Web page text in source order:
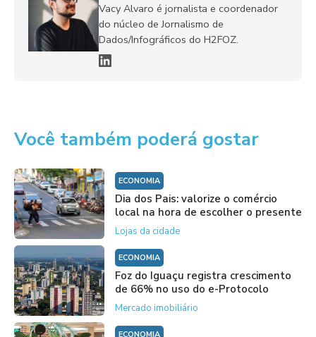
Vacy Alvaro é jornalista e coordenador
do núcleo de Jornalismo de
Dados/Infográficos do H2FOZ.
Você também poderá gostar
ECONOMIA
Dia dos Pais: valorize o comércio
local na hora de escolher o presente
Lojas da cidade
ECONOMIA
Foz do Iguaçu registra crescimento
de 66% no uso do e-Protocolo
Mercado imobiliário
ECONOMIA